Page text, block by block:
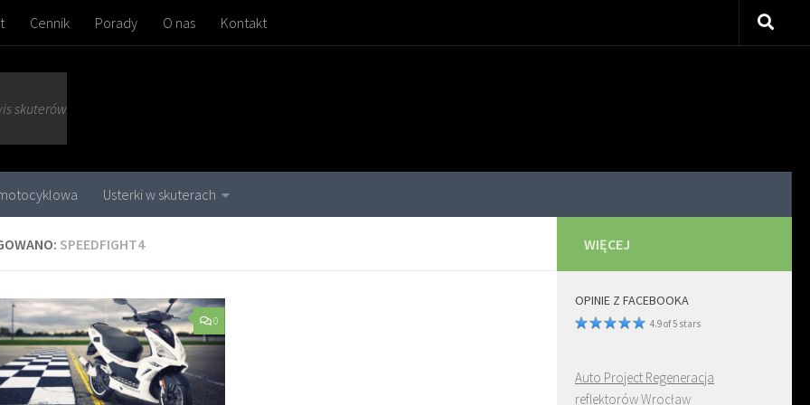
Cennik Porady O nas Kontakt
skuterów
Usterki w skuterach
SPEEDFIGHT4
0
WIĘCEJ
OPINIE Z FACEBOOKA
4.9 of 5 stars
Auto Project Regeneracja
reflektorów Wrocław